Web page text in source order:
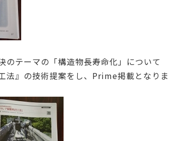
のテーマの「構造物長寿命化」について
法』の技術提案をし、Prime掲載となり